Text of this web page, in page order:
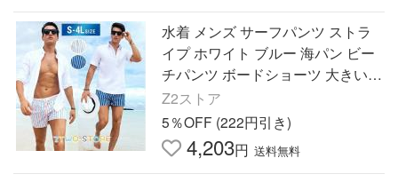
水着 メンズ サーフパンツ ストラ
イプ ホワイト ブルー 海パン ビー
チパンツ ボードショーツ 大きいサ
イズ プール 海 海水浴 サーフィン
サウナ おしゃれ 水陸
Z2ストア
5％OFF (222円引き)
4,203円 送料無料